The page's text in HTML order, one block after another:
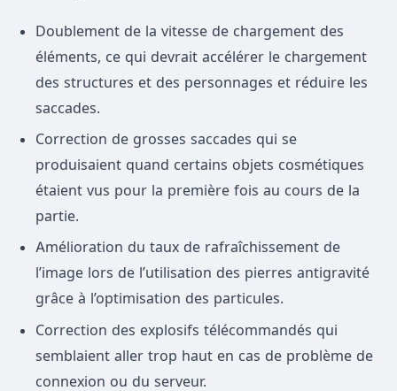
Doublement de la vitesse de chargement des
éléments, ce qui devrait accélérer le chargement
des structures et des personnages et réduire les
saccades.
Correction de grosses saccades qui se
produisaient quand certains objets cosmétiques
étaient vus pour la première fois au cours de la
partie.
Amélioration du taux de rafraîchissement de
l’image lors de l’utilisation des pierres antigravité
grâce à l’optimisation des particules.
Correction des explosifs télécommandés qui
semblaient aller trop haut en cas de problème de
connexion ou du serveur.